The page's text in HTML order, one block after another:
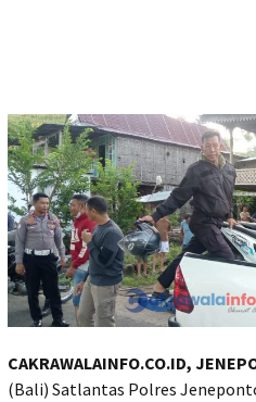
CAKRAWALAINFO.CO.ID,
(Bali) Satlantas Polres